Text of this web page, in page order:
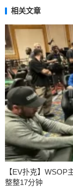
相关文章
【EV扑克】WSOP
整整17分钟